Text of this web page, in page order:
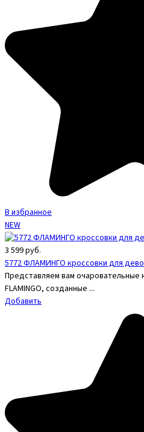
В избранное
NEW
3 599руб.
5772 ФЛАМИНГО кроссовки для
Представляем вам
FLAMINGO, созданные ...
Добавить